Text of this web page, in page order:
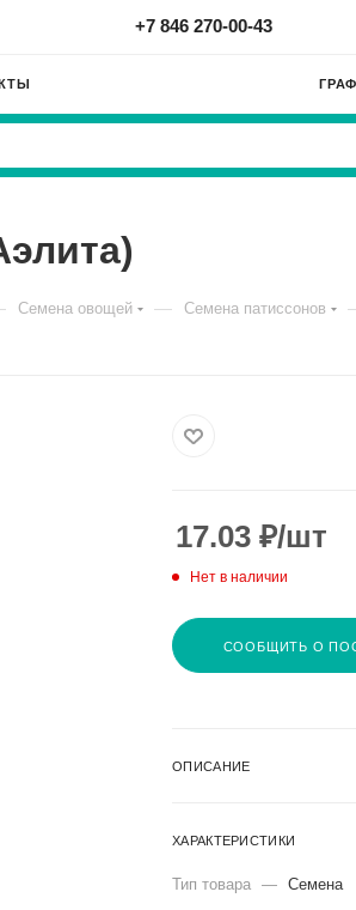
+7 846 270-00-43
Семена овощей — Семена патиссонов
17.03 ₽/шт
Нет в наличии
СООБЩИТЬ О
ОПИСАНИЕ
ХАРАКТЕРИСТИКИ
Тип товара — Семена